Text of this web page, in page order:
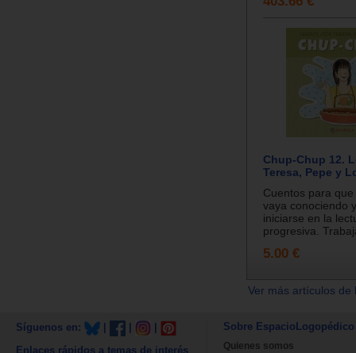
Chup-Chup 12.
Teresa, Pepe y
Cuentos para
vaya conociendo
iniciarse en la
progresiva.
5.00 €
Ver más artículos
Síguenos en:
Enlaces rápidos a temas de interés
Sobre EspacioLogopédico
Quienes somos